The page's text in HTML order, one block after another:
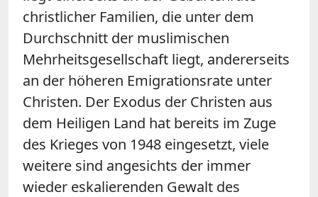
christlicher Familien, die unter dem
Durchschnitt der muslimischen
Mehrheitsgesellschaft liegt, andererseits
an der höheren Emigrationsrate unter
Christen. Der Exodus der Christen aus
dem Heiligen Land hat bereits im Zuge
des Krieges von 1948 eingesetzt, viele
weitere sind angesichts der immer
wieder eskalierenden Gewalt des